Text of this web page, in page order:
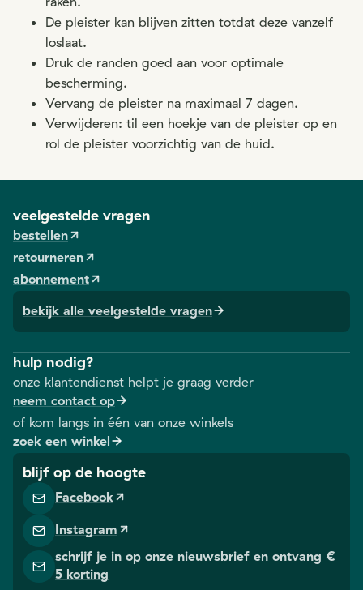
De pleister kan blijven zitten totdat deze vanzelf
loslaat.
Druk de randen goed aan voor optimale
bescherming.
Vervang de pleister na maximaal 7 dagen.
Verwijderen: til een hoekje van de pleister op en
rol de pleister voorzichtig van de huid.
veelgestelde vragen
bestellen
retourneren
abonnement
bekijk alle veelgestelde vragen
hulp nodig?
onze klantendienst helpt je graag verder
neem contact op
of kom langs in één van onze winkels
zoek een winkel
blijf op de hoogte
Facebook
Instagram
schrijf je in op onze nieuwsbrief en ontvang €
5 korting